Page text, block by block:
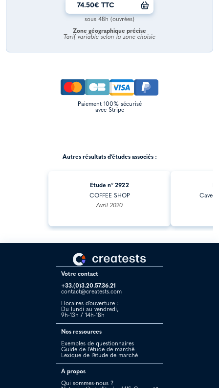
74.50€ TTC
sous 48h (ouvrées)
Zone géographique précise
Tarif variable selon la zone choisie
Paiement 100% sécurisé
avec Stripe
Autres résultats d’études associés :
Étude n° 2922
COFFEE SHOP
Avril 2020
Cave à
Votre contact
+33.(0)3.20.57.36.21
contact@creatests.com
Horaires d’ouverture :
Du lundi au vendredi,
9h-13h / 14h-18h
Nos ressources
Exemples de questionnaires
Guide de l'étude de marché
Lexique de l’étude de marché
À propos
Qui sommes-nous ?